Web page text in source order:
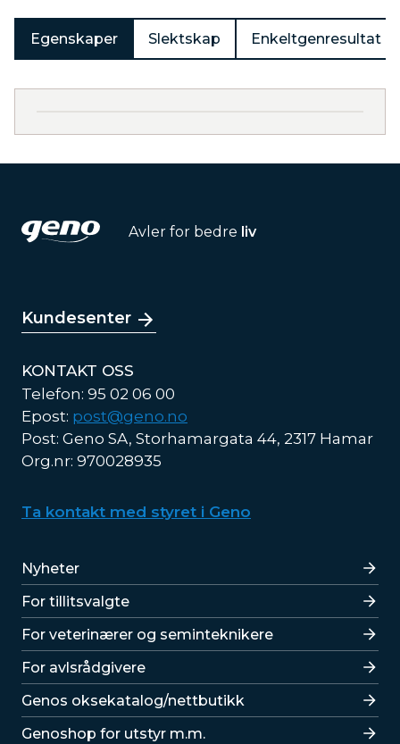
Egenskaper Slektskap Enkeltgenresultat
Avler for bedre liv
Kundesenter
KONTAKT OSS
Telefon: 95 02 06 00
Epost: post@geno.no
Post: Geno SA, Storhamargata 44, 2317 Hamar
Org.nr: 970028935
Ta kontakt med styret i Geno
Lenker
Nyheter
For tillitsvalgte
For veterinærer og seminteknikere
For avlsrådgivere
Lenker
Genos oksekatalog/nettbutikk
Genoshop for utstyr m.m.